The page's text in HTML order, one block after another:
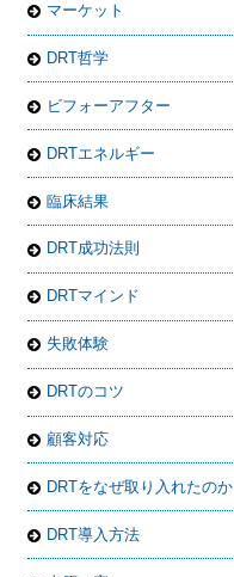
マーケット
DRT哲学
ビフォーアフター
DRTエネルギー
臨床結果
DRT成功法則
DRTマインド
失敗体験
DRTのコツ
顧客対応
DRTをなぜ取り入れたのか
DRT導入方法